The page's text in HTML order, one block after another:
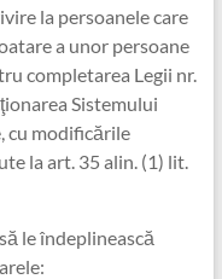
la persoanele care
a unor persoane
completarea Legii nr.
Sistemului
cu modificările
la art. 35 alin. (1) lit.
le îndeplinească